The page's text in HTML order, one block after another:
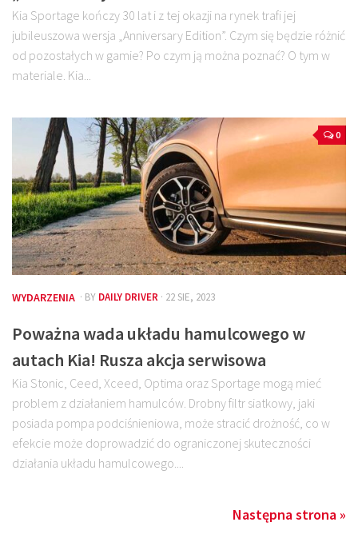
Kia Sportage kończy 30 lat i z tej okazji na rynek trafi jej
jubileuszowa wersja „Anniversary Edition”. Czym się będzie różnić
od pozostałych w gamie? Po czym ją można poznać? O tym w
materiale. Kia...
0
WYDARZENIA · BY DAILY DRIVER · 22 SIE, 2023
Poważna wada układu hamulcowego w
autach Kia! Rusza akcja serwisowa
Kia Stonic, Ceed, Xceed, Optima oraz Sportage mogą mieć
problem z działaniem hamulców. Drobny filtr siatkowy, jaki
posiada pompa podciśnieniowa, może stracić drożność, co w
efekcie może doprowadzić do ograniczonej skuteczności
działania układu hamulcowego....
Następna strona »